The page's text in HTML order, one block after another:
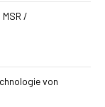
/
von